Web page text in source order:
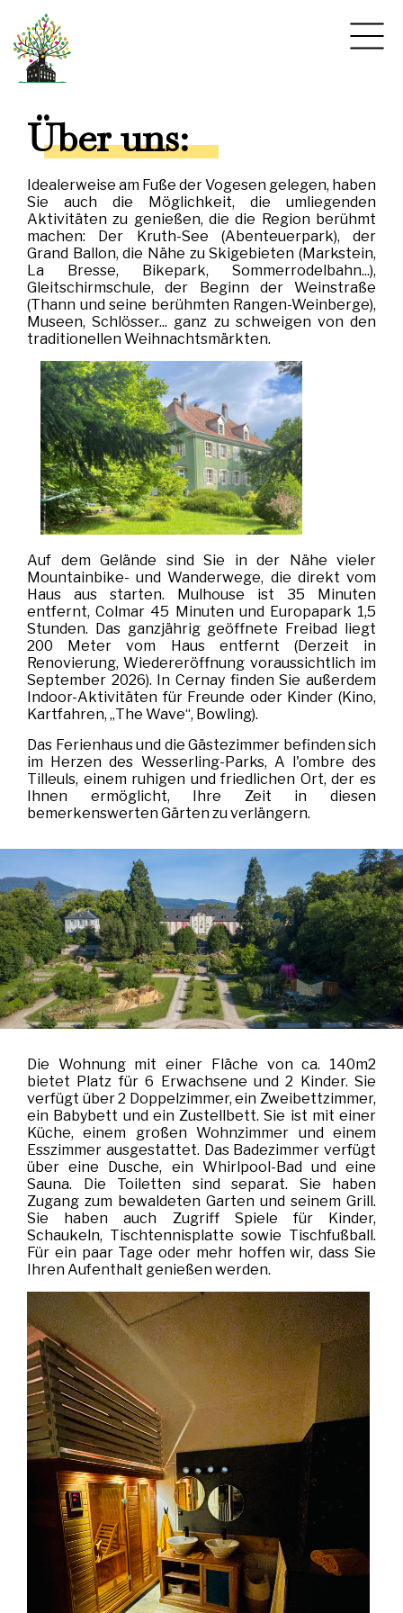
Über uns:
Idealerweise am Fuße der Vogesen gelegen, haben
Sie auch die Möglichkeit, die umliegenden
Aktivitäten zu genießen, die die Region berühmt
machen: Der Kruth-See (Abenteuerpark), der
Grand Ballon, die Nähe zu Skigebieten (Markstein,
La Bresse, Bikepark, Sommerrodelbahn...),
Gleitschirmschule, der Beginn der Weinstraße
(Thann und seine berühmten Rangen-Weinberge),
Museen, Schlösser... ganz zu schweigen von den
traditionellen Weihnachtsmärkten.
Auf dem Gelände sind Sie in der Nähe vieler
Mountainbike- und Wanderwege, die direkt vom
Haus aus starten. Mulhouse ist 35 Minuten
entfernt, Colmar 45 Minuten und Europapark 1,5
Stunden. Das ganzjährig geöffnete Freibad liegt
200 Meter vom Haus entfernt (Derzeit in
Renovierung, Wiedereröffnung voraussichtlich im
September 2026). In Cernay finden Sie außerdem
Indoor-Aktivitäten für Freunde oder Kinder (Kino,
Kartfahren, „The Wave“, Bowling).
Das Ferienhaus und die Gästezimmer befinden sich
im Herzen des Wesserling-Parks, A l'ombre des
Tilleuls, einem ruhigen und friedlichen Ort, der es
Ihnen ermöglicht, Ihre Zeit in diesen
bemerkenswerten Gärten zu verlängern.
Die Wohnung mit einer Fläche von ca. 140m2
bietet Platz für 6 Erwachsene und 2 Kinder. Sie
verfügt über 2 Doppelzimmer, ein Zweibettzimmer,
ein Babybett und ein Zustellbett. Sie ist mit einer
Küche, einem großen Wohnzimmer und einem
Esszimmer ausgestattet. Das Badezimmer verfügt
über eine Dusche, ein Whirlpool-Bad und eine
Sauna. Die Toiletten sind separat. Sie haben
Zugang zum bewaldeten Garten und seinem Grill.
Sie haben auch Zugriff Spiele für Kinder,
Schaukeln, Tischtennisplatte sowie Tischfußball.
Für ein paar Tage oder mehr hoffen wir, dass Sie
Ihren Aufenthalt genießen werden.